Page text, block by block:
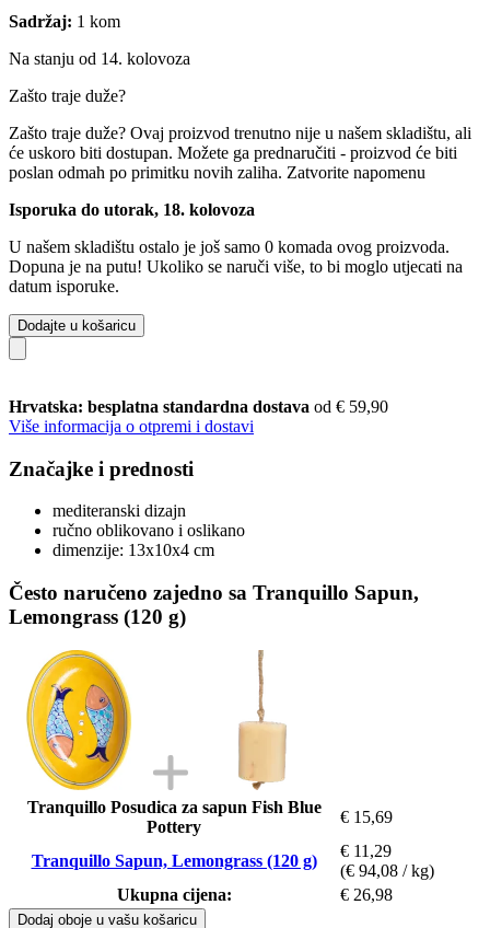
Sadržaj: 1 kom
Na stanju od 14. kolovoza
Zašto traje duže?
Zašto traje duže? Ovaj proizvod trenutno nije u našem skladištu, ali
će uskoro biti dostupan. Možete ga prednaručiti - proizvod će biti
poslan odmah po primitku novih zaliha. Zatvorite napomenu
Isporuka do utorak, 18. kolovoza
U našem skladištu ostalo je još samo 0 komada ovog proizvoda.
Dopuna je na putu! Ukoliko se naruči više, to bi moglo utjecati na
datum isporuke.
Dodajte u košaricu
Hrvatska: besplatna standardna dostava od € 59,90
Više informacija o otpremi i dostavi
Značajke i prednosti
mediteranski dizajn
ručno oblikovano i oslikano
dimenzije: 13x10x4 cm
Često naručeno zajedno sa Tranquillo Sapun,
Lemongrass (120 g)
Tranquillo Posudica za sapun Fish Blue
Pottery
€ 15,69
Tranquillo Sapun, Lemongrass (120 g)
€ 11,29
(€ 94,08 / kg)
Ukupna cijena:
€ 26,98
Dodaj oboje u vašu košaricu